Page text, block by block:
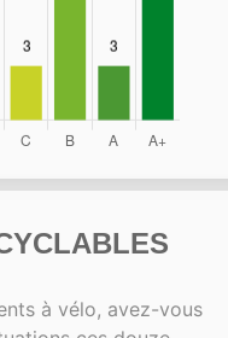
à vélo, avez-vous